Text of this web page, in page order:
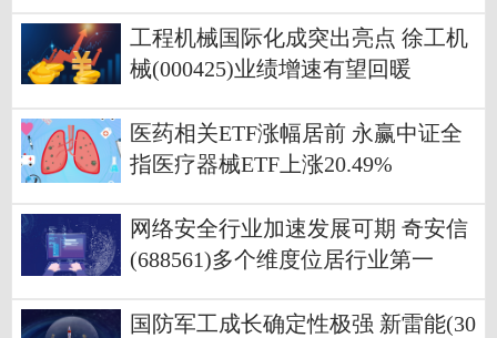
工程机械国际化成突出亮点 徐工机
械(000425)业绩增速有望回暖
医药相关ETF涨幅居前 永赢中证全
指医疗器械ETF上涨20.49%
网络安全行业加速发展可期 奇安信
(688561)多个维度位居行业第一
国防军工成长确定性极强 新雷能(30